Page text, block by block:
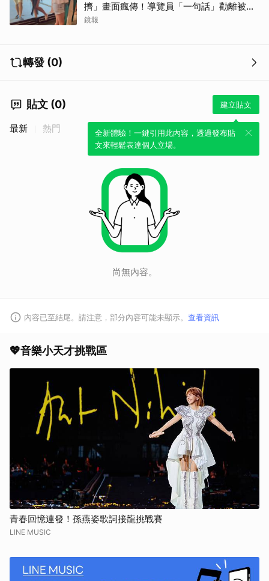
擠」畫面瘋傳！導覽員「一句話」勸離被狂
讚
鏡報
轉發 (0)
貼文 (0) 建立貼文
全新體驗！一鍵引用此內容，透過發布貼
文來輕鬆表達個人立場。
最新 熱門
尚無內容。
內容已至結尾。請注意，部分內容可能未顯示。 查看資訊
💖音樂小天才挑戰區
青春回憶連發！孫燕姿歌詞接龍挑戰賽
LINE MUSIC
取消